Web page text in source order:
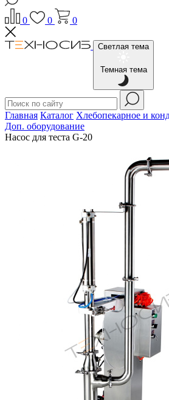
0 0 0
Светлая тема
Темная тема
Главная Каталог Хлебопекарное и
Доп. оборудование
Насос для теста G-20